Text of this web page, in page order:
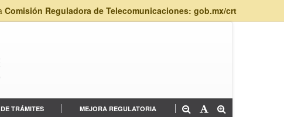
Comisión Reguladora de Telecomunicaciones: gob.mx/crt
TRÁMITES MEJORA REGULATORIA